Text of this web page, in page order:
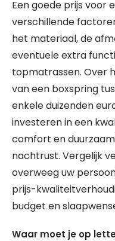
Een goede prijs voor
verschillende
het materiaal, de
eventuele extra
topmatrassen. Over
van een boxspring
enkele duizenden
investeren in een
comfort en
nachtrust. Vergelijk
overweeg uw
prijs-
budget en
Waar moet je op